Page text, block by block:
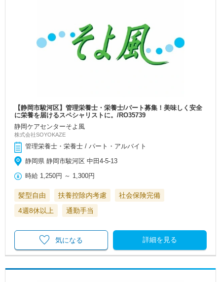
【静岡市駿河区】管理栄養士・栄養士/パート募集！美味しく安全
に栄養を届けるスペシャリストに。/RO35739
静岡ケアセンターそよ風
株式会社SOYOKAZE
管理栄養士・栄養士 / パート・アルバイト
静岡県 静岡市駿河区 中田4-5-13
時給 1,250円 ～ 1,300円
髪型自由 扶養控除内考慮
社会保険完備
4週8休以上
通勤手当
詳細を見る
気になる